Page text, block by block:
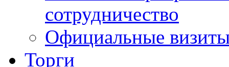
сотрудничество
Официальные
Торги